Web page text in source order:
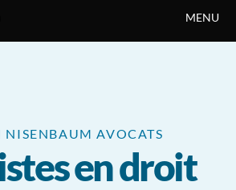
NISENBAUM AVOCATS
en droit
MENU
cookies